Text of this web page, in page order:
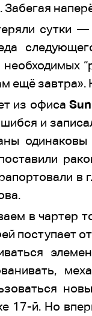
Забегая
сутки
ещё завтра».
из офиса
и
в чартер
поступает
17-й. Но